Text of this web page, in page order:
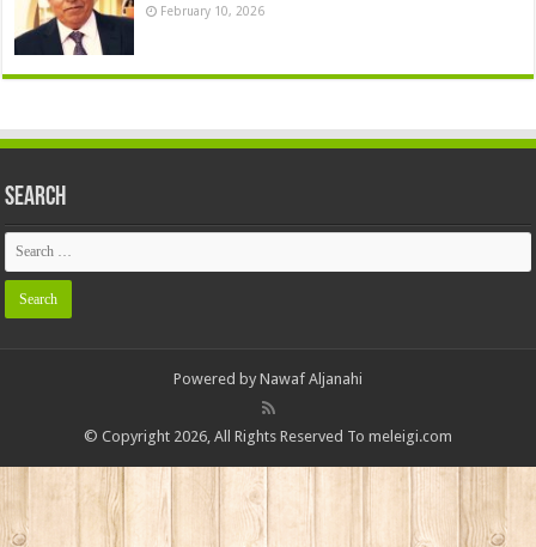
February 10, 2026
Search
Powered by Nawaf Aljanahi
© Copyright 2026, All Rights Reserved To meleigi.com